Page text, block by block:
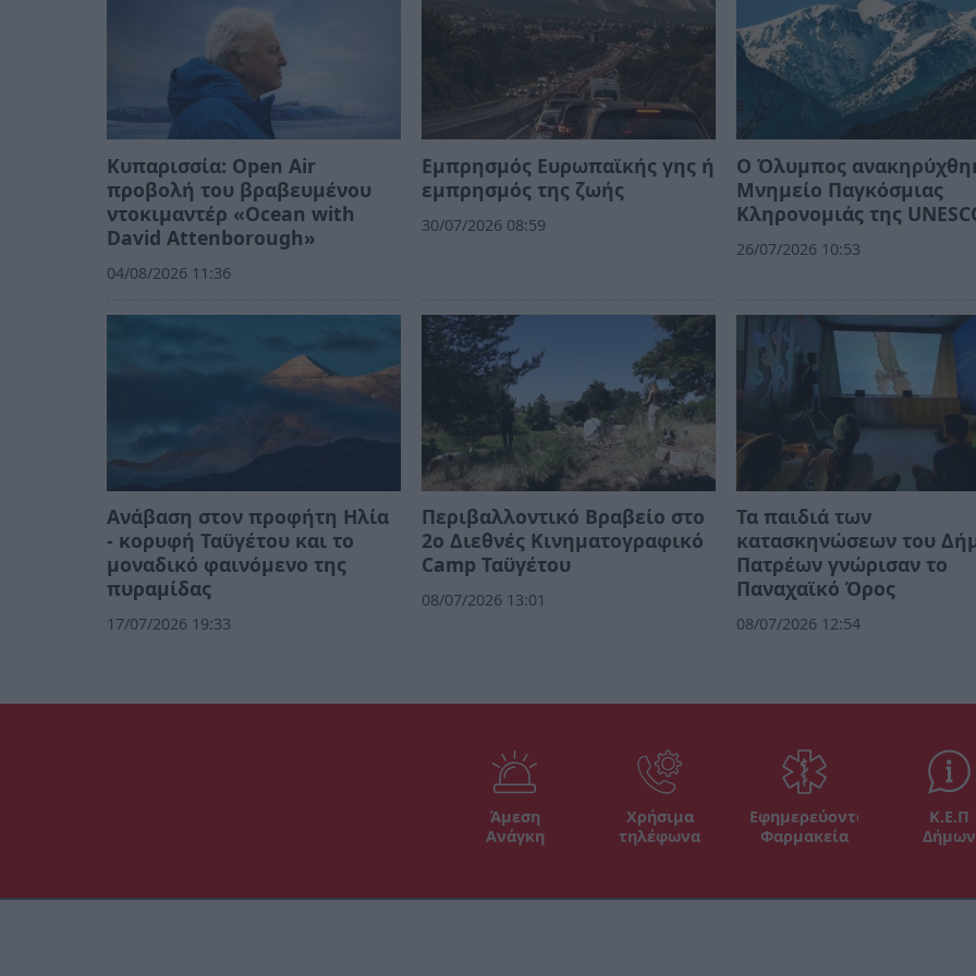
Κυπαρισσία: Open Air
προβολή του βραβευμένου
ντοκιμαντέρ «Ocean with
David Attenborough»
04/08/2026 11:36
Εμπρησμός Ευρωπαϊκής γης ή
εμπρησμός της ζωής
30/07/2026 08:59
Ο Όλυμπος
Μνημείο Παγκόσμιας
Κληρονομιάς της
26/07/2026 10:53
Ανάβαση στον προφήτη Ηλία
- κορυφή Ταϋγέτου και το
μοναδικό φαινόμενο της
πυραμίδας
17/07/2026 19:33
Περιβαλλοντικό Βραβείο στο
2ο Διεθνές Κινηματογραφικό
Camp Ταϋγέτου
08/07/2026 13:01
Τα παιδιά των
κατασκηνώσεων του
Πατρέων γνώρισαν το
Παναχαϊκό Όρος
08/07/2026 12:54
Άμεση
Ανάγκη
Χρήσιμα
τηλέφωνα
Εφημερεύοντα
Φαρμακεία
Κ.Ε.Π
Δήμων